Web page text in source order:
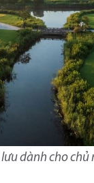
dành cho chủ